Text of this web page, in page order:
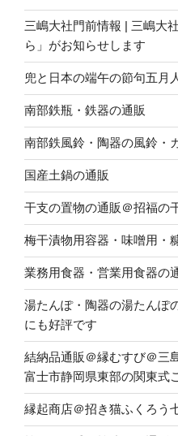
三嶋大社門前情報 | 三嶋大
ら」がお知らせします
兜と日本の端午の節句五月
南部鉄瓶・鉄器の通販
南部鉄風鈴・陶器の風鈴・
国産土鍋の通販
干支の置物の通販＠招福の
梅干漬物用容器・味噌用・
業務用食器・営業用食器の
湯たんぽ・陶器の湯たんぽ
にも好評です
結納品通販＠縁むすび＠三
富士市静岡県東部の関東式
縁起商店＠招き猫ふくろう